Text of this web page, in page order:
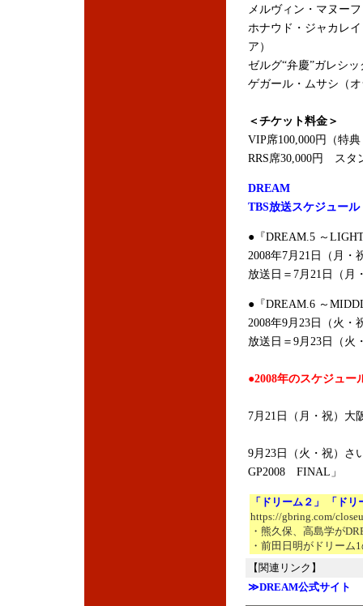
メルヴィン・マヌー
ホナウド・ジャカレ
ア）
ゼルグ“弁慶”ガレシ
ゲガール・ムサシ（
＜チケット料金＞
VIP席100,000円（特
RRS席30,000円 スタ
DREAM
TBS放送スケジュール
●『DREAM.5 ～
2008年7月21日（月・
放送日＝7月21日（月
●『DREAM.6 ～
2008年9月23日（火・
放送日＝9月23日（火
●2008年のスケジュー
7月21日（月・祝）
9月23日（火・祝）
GP2008 FINAL」
「ドリーム２」 「ド
https://gbring.com/
・熊久保、高島学が
・前田日明がドリーム
【関連リンク】
≫DREAM公式サイト